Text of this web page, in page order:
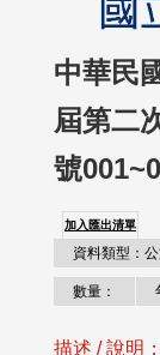
中華民
屆第二
號
加入匯出清單
資料類型：
數量：
描述 / 說明：